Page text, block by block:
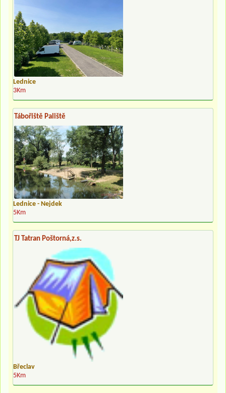
Lednice
3Km
Tábořiště Paliště
Lednice - Nejdek
5Km
TJ Tatran Poštorná,z.s.
Břeclav
5Km